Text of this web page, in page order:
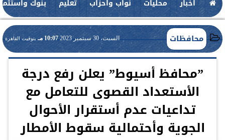
اخبار محليات نواب واحزاب تعليم بنوك
محافظات السبت، 30 سبتمبر 2023 10:07 مـ بتوقيت القاهرة
”محافظ أسيوط” يعلن رفع درجة
الأستعداد القصوى للتعامل مع
تداعيات عدم أستقرار الأحوال
الجوية وأحتمالية سقوط الأمطار